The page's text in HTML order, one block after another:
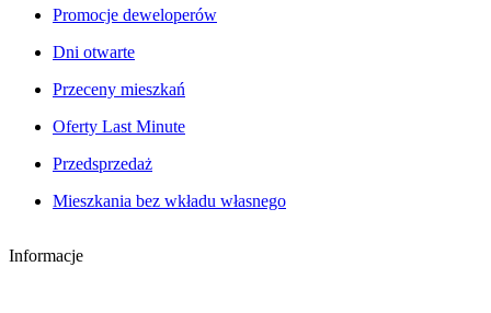
Promocje deweloperów
Dni otwarte
Przeceny mieszkań
Oferty Last Minute
Przedsprzedaż
Mieszkania bez wkładu własnego
Informacje